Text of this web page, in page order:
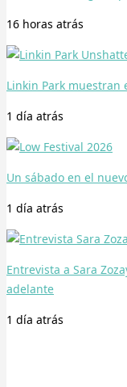
16 horas atrás
Linkin Park
1 día atrás
Un sábado en el
1 día atrás
Entrevista a Sara
adelante
1 día atrás